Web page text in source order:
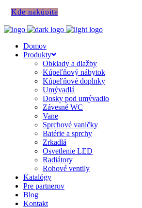
Kde nakúpite
Domov
Produkty
Obklady a dlažby
Kúpeľňový nábytok
Kúpeľňové doplnky
Umývadlá
Dosky pod umývadlo
Závesné WC
Vane
Sprchové vaničky
Batérie a sprchy
Zrkadlá
Osvetlenie LED
Radiátory
Rohové ventily
Katalógy
Pre partnerov
Blog
Kontakt